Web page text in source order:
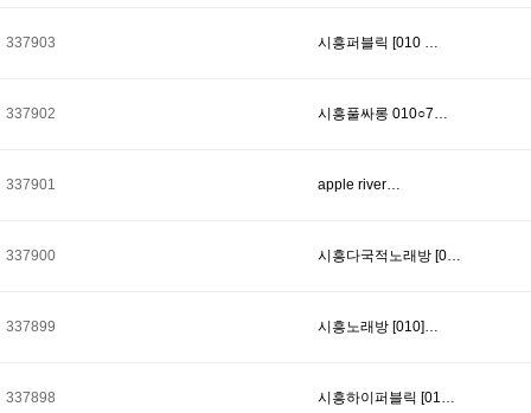
337903 시흥퍼블릭 [010 …
337902 시흥풀싸롱 010○7…
337901 apple river…
337900 시흥다국적노래방 [0…
337899 시흥노래방 [010]…
337898 시흥하이퍼블릭 [01…